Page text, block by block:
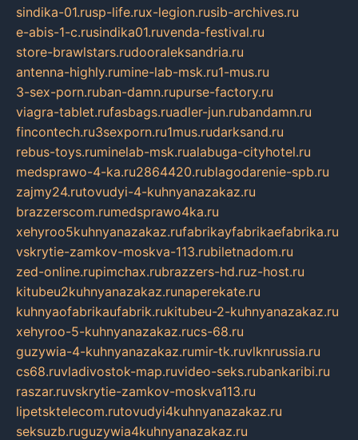
sindika-01.rusp-life.rux-legion.rusib-archives.ru
e-abis-1-c.rusindika01.ruvenda-festival.ru
store-brawlstars.rudooraleksandria.ru
antenna-highly.rumine-lab-msk.ru1-mus.ru
3-sex-porn.ruban-damn.rupurse-factory.ru
viagra-tablet.rufasbags.ruadler-jun.rubandamn.ru
fincontech.ru3sexporn.ru1mus.rudarksand.ru
rebus-toys.ruminelab-msk.rualabuga-cityhotel.ru
medsprawo-4-ka.ru2864420.rublagodarenie-spb.ru
zajmy24.rutovudyi-4-kuhnyanazakaz.ru
brazzerscom.rumedsprawo4ka.ru
xehyroo5kuhnyanazakaz.rufabrikayfabrikaefabrika.ru
vskrytie-zamkov-moskva-113.rubiletnadom.ru
zed-online.rupimchax.rubrazzers-hd.ruz-host.ru
kitubeu2kuhnyanazakaz.runaperekate.ru
kuhnyaofabrikaufabrik.rukitubeu-2-kuhnyanazakaz.ru
xehyroo-5-kuhnyanazakaz.rucs-68.ru
guzywia-4-kuhnyanazakaz.rumir-tk.ruvlknrussia.ru
cs68.ruvladivostok-map.ruvideo-seks.rubankaribi.ru
raszar.ruvskrytie-zamkov-moskva113.ru
lipetsktelecom.rutovudyi4kuhnyanazakaz.ru
seksuzb.ruguzywia4kuhnyanazakaz.ru